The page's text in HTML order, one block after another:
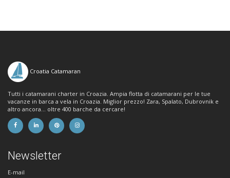
Croatia Catamaran
Tutti i catamarani charter in Croazia. Ampia flotta di catamarani per le tue
vacanze in barca a vela in Croazia. Miglior prezzo! Zara, Spalato, Dubrovnik e
altro ancora... oltre 400 barche da cercare!
Newsletter
E-mail